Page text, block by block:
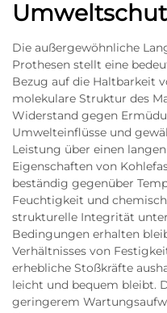
Die außergewöhnliche
Prothesen stellt eine
Bezug auf die Haltbarkeit
molekulare Struktur des
Widerstand gegen
Umwelteinflüsse und
Leistung über einen
Eigenschaften von
beständig gegenüber
Feuchtigkeit und
strukturelle Integrität
Bedingungen erhalten
Verhältnisses von
erhebliche Stoßkräfte
leicht und bequem bleibt.
geringerem